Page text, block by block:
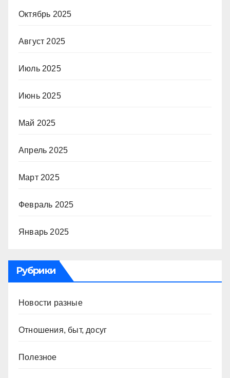
Октябрь 2025
Август 2025
Июль 2025
Июнь 2025
Май 2025
Апрель 2025
Март 2025
Февраль 2025
Январь 2025
Рубрики
Новости разные
Отношения, быт, досуг
Полезное